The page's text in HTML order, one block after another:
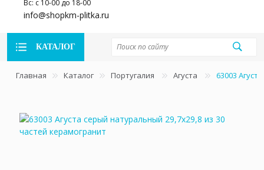
Вс: с 10-00 до 18-00
info@shopkm-plitka.ru
КАТАЛОГ
Главная Каталог Португалия Агуста 63003